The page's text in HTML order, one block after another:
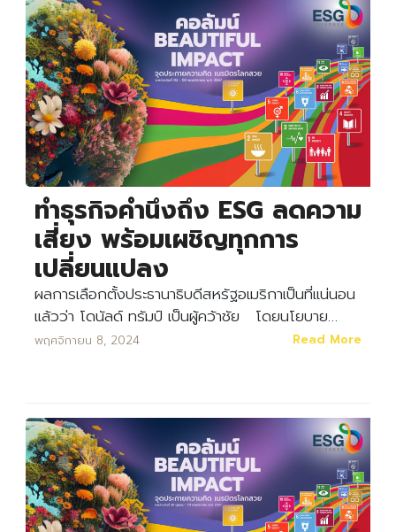
Search
for:
ทำธุรกิจคำนึงถึง ESG ลดความ
เสี่ยง พร้อมเผชิญทุกการ
เปลี่ยนแปลง
ผลการเลือกตั้งประธานาธิบดีสหรัฐอเมริกาเป็นที่แน่นอน
แล้วว่า โดนัลด์ ทรัมป์ เป็นผู้คว้าชัย โดยนโยบาย…
พฤศจิกายน 8, 2024 Read More